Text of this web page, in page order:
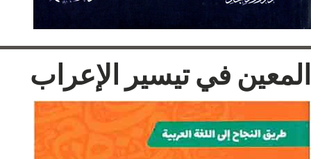
المعين في تيسير الإعراب